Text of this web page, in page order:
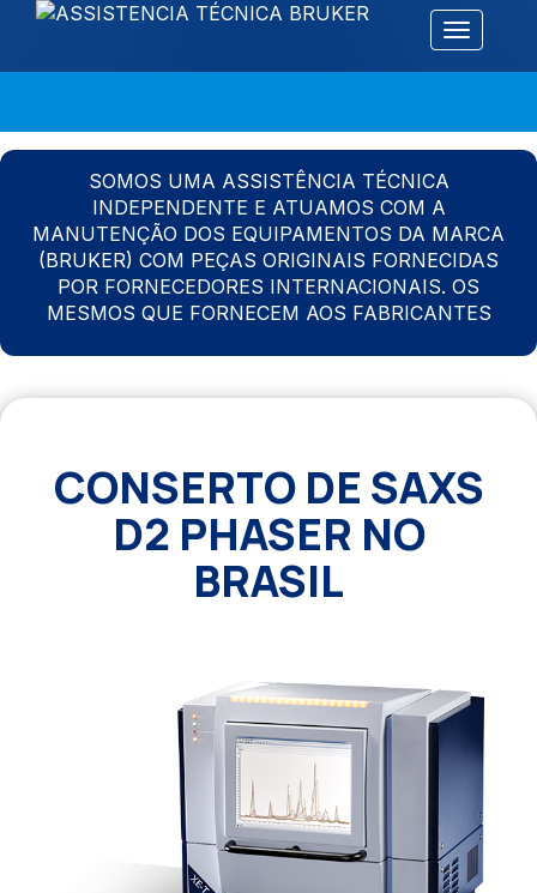
Alternar
SOMOS UMA ASSISTÊNCIA TÉCNICA
INDEPENDENTE E ATUAMOS COM A
MANUTENÇÃO DOS EQUIPAMENTOS DA MARCA
(BRUKER) COM PEÇAS ORIGINAIS FORNECIDAS
POR FORNECEDORES INTERNACIONAIS. OS
MESMOS QUE FORNECEM AOS FABRICANTES
CONSERTO DE SAXS
D2 PHASER NO
BRASIL